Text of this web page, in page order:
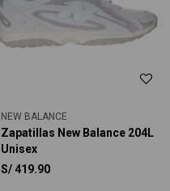
NEW BALANCE
Zapatillas New Balance 204L
Unisex
S/ 419.90